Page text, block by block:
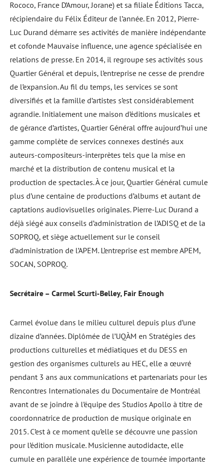
Rococo, France D’Amour, Jorane) et sa filiale Éditions Tacca,
récipiendaire du Félix Éditeur de l’année. En 2012, Pierre-
Luc Durand démarre ses activités de manière indépendante
et cofonde Mauvaise influence, une agence spécialisée en
relations de presse. En 2014, il regroupe ses activités sous
Quartier Général et depuis, l’entreprise ne cesse de prendre
de l’expansion. Au fil du temps, les services se sont
diversifiés et la famille d’artistes s’est considérablement
agrandie. Initialement une maison d’éditions musicales et
de gérance d’artistes, Quartier Général offre aujourd’hui une
gamme complète de services connexes destinés aux
auteurs-compositeurs-interprètes tels que la mise en
marché et la distribution de contenu musical et la
production de spectacles. À ce jour, Quartier Général cumule
plus d’une centaine de productions d’albums et autant de
captations audiovisuelles originales. Pierre-Luc Durand a
déjà siégé aux conseils d’administration de l’ADISQ et de la
SOPROQ, et siège actuellement sur le conseil
d’administration de l’APEM. L’entreprise est membre APEM,
SOCAN, SOPROQ.
Secrétaire – Carmel Scurti-Belley, Fair Enough
Carmel évolue dans le milieu culturel depuis plus d’une
dizaine d’années. Diplômée de l’UQÀM en Stratégies des
productions culturelles et médiatiques et du DESS en
gestion des organismes culturels au HEC, elle a œuvré
pendant 3 ans aux communications et partenariats pour les
Rencontres Internationales du Documentaire de Montréal
avant de se joindre à l’équipe des Studios Apollo à titre de
coordonnatrice de production de musique originale en
2015. C’est à ce moment qu’elle se découvre une passion
pour l’édition musicale. Musicienne autodidacte, elle
cumule en parallèle une expérience de tournée importante